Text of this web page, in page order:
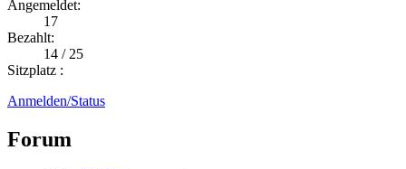
Angemeldet:
17
Bezahlt:
14 / 25
Sitzplatz :
Anmelden/Status
Forum